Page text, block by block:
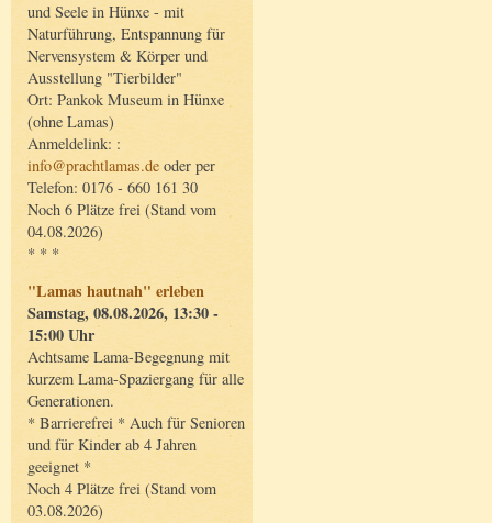
und Seele in Hünxe - mit
Naturführung, Entspannung für
Nervensystem & Körper und
Ausstellung "Tierbilder"
Ort: Pankok Museum in Hünxe
(ohne Lamas)
Anmeldelink: :
info@prachtlamas.de oder per
Telefon: 0176 - 660 161 30
Noch 6 Plätze frei (Stand vom
04.08.2026)
* * *
"Lamas hautnah" erleben
Samstag, 08.08.2026, 13:30 -
15:00 Uhr
Achtsame Lama-Begegnung mit
kurzem Lama-Spaziergang für alle
Generationen.
* Barrierefrei * Auch für Senioren
und für Kinder ab 4 Jahren
geeignet *
Noch 4 Plätze frei (Stand vom
03.08.2026)